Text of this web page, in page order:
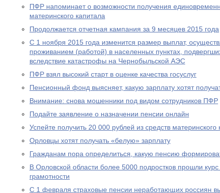
ПФР напоминает о возможности получения
материнского капитала
Продолжается отчетная кампания за 9 месяцев 2015 года
С 1 ноября 2015 года изменится размер выплат,
проживанием (работой) в населенных пунктах,
вследствие катастрофы на Чернобыльской АЭС
ПФР взял высокий старт в оценке качества госуслуг
Пенсионный фонд выясняет, какую зарплату хотят
Внимание: снова мошенники под видом сотрудников ПФР
Подайте заявление о назначении пенсии онлайн
Успейте получить 20 000 рублей из средств материнского
Орловцы хотят получать «белую» зарплату
Гражданам пора определиться, какую пенсию
В Орловской области более 5000 подростков прошли
грамотности
С 1 февраля страховые пенсии неработающих россиян